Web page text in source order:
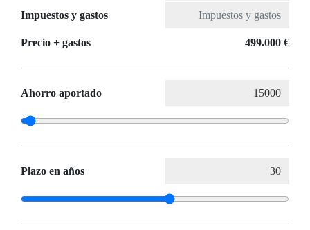
Impuestos y gastos
Precio + gastos 499.000 €
Ahorro aportado
Plazo en años